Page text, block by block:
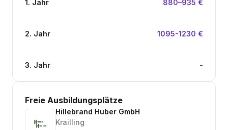
1. Jahr 880–935 €
2. Jahr 1095-1230 €
3. Jahr -
Freie Ausbildungsplätze
Hillebrand Huber GmbH
Krailling